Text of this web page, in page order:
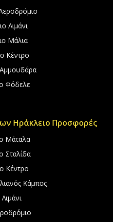
Λιμάνι
Μάλια
Κέντρο
Φόδελε
Ηράκλειο Προσφορές
Μάταλα
Σταλίδα
Κέντρο
Κάμπος